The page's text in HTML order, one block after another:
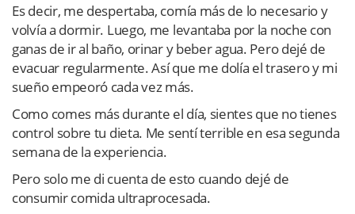
Es decir, me despertaba, comía más de lo necesario y
volvía a dormir. Luego, me levantaba por la noche con
ganas de ir al baño, orinar y beber agua. Pero dejé de
evacuar regularmente. Así que me dolía el trasero y mi
sueño empeoró cada vez más.
Como comes más durante el día, sientes que no tienes
control sobre tu dieta. Me sentí terrible en esa segunda
semana de la experiencia.
Pero solo me di cuenta de esto cuando dejé de
consumir comida ultraprocesada.